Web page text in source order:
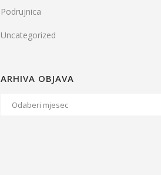
Podrujnica
Uncategorized
ARHIVA OBJAVA
Arhiva